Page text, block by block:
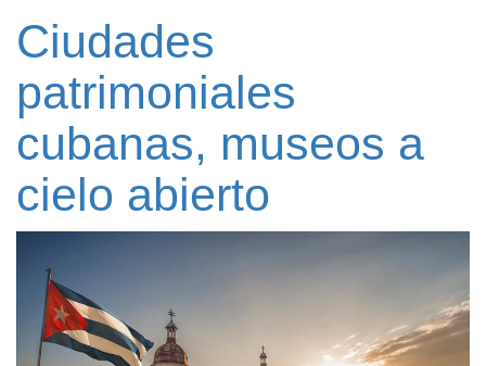
Ciudades
patrimoniales
cubanas, museos a
cielo abierto